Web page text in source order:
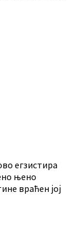
егзистира
њено
враћен јој